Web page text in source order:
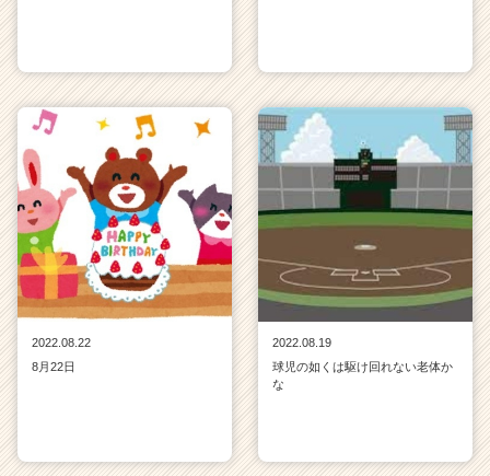
2022.08.22
8月22日
2022.08.19
球児の如くは駆け回れない老体か
な